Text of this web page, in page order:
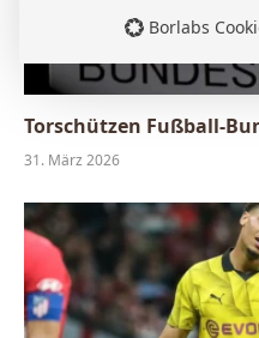
Torschützen Fußball-
31. März 2026
Borlabs